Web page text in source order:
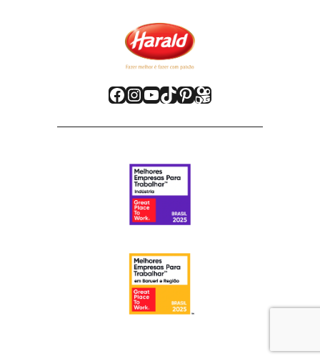
Facebook
Instagram
Youtube
TikTok
Pinterest
Kwai